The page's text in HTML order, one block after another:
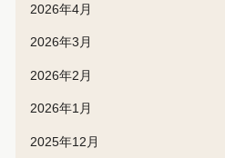
2026年4月
2026年3月
2026年2月
2026年1月
2025年12月